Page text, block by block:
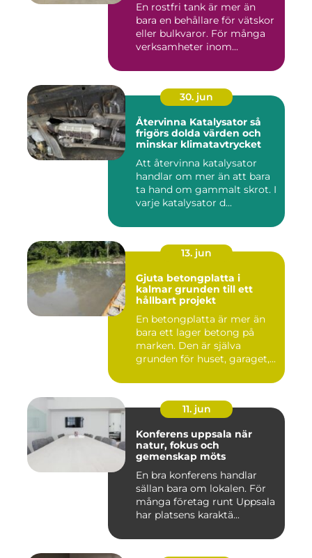
En rostfri tank är mer än
bara en behållare för vätskor
eller bulkvaror. För många
verksamheter inom...
30. jun
Återvinna Katalysator så
frigörs dolda värden och
minskar klimatavtrycket
Att återvinna katalysator
handlar om mer än att bara
ta hand om gammalt skrot. I
varje katalysator d...
13. jun
Gjuta betongplatta i
kalmar grunden till ett
hållbart projekt
En betongplatta är mer än
bara ett lager betong på
marken. Den är själva
grunden för huset, garaget,...
11. jun
Konferens uppsala när
natur, fokus och
gemenskap möts
En bra konferens handlar
sällan bara om lokalen. För
många företag runt Uppsala
har platsens karaktä...